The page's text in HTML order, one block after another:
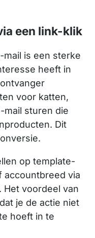
een link-klik
mail is een sterke
heeft in
voor katten,
mail sturen die
Dit
op template-
accountbreed via
Het voordeel van
je de actie niet
hoeft in te